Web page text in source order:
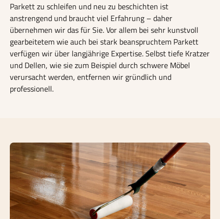
Parkett zu schleifen und neu zu beschichten ist
anstrengend und braucht viel Erfahrung – daher
übernehmen wir das für Sie. Vor allem bei sehr kunstvoll
gearbeitetem wie auch bei stark beanspruchtem Parkett
verfügen wir über langjährige Expertise. Selbst tiefe Kratzer
und Dellen, wie sie zum Beispiel durch schwere Möbel
verursacht werden, entfernen wir gründlich und
professionell.